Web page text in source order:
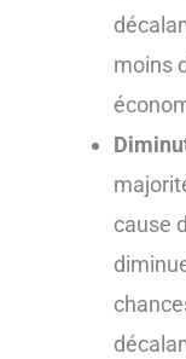
moins
cause